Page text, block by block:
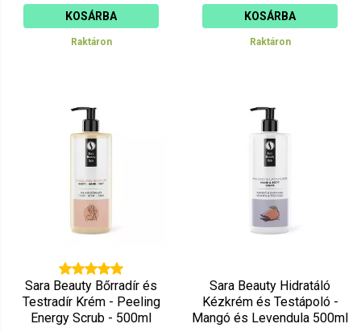
KOSÁRBA
Raktáron
KOSÁRBA
Raktáron
Sara Beauty Bőrradír és
Testradír Krém - Peeling
Energy Scrub - 500ml
Sara Beauty Hidratáló
Kézkrém és Testápoló -
Mangó és Levendula 500ml